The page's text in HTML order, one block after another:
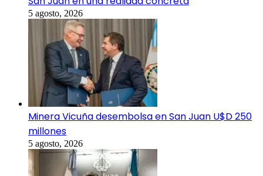
5 agosto, 2026
Minera Vicuña desembolsa en San Juan U$D 250
millones
5 agosto, 2026